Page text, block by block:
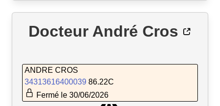
Docteur André Cros
ANDRE CROS
34313616400039 86.22C
Fermé le 30/06/2026